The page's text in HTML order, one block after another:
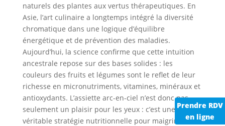
Prendre RDV
en ligne
naturels des plantes aux vertus thérapeutiques. En
Asie, l’art culinaire a longtemps intégré la diversité
chromatique dans une logique d’équilibre
énergétique et de prévention des maladies.
Aujourd’hui, la science confirme que cette intuition
ancestrale repose sur des bases solides : les
couleurs des fruits et légumes sont le reflet de leur
richesse en micronutriments, vitamines, minéraux et
antioxydants. L’assiette arc-en-ciel n’est donc pas
seulement un plaisir pour les yeux : c’est une
véritable stratégie nutritionnelle pour maigrir,